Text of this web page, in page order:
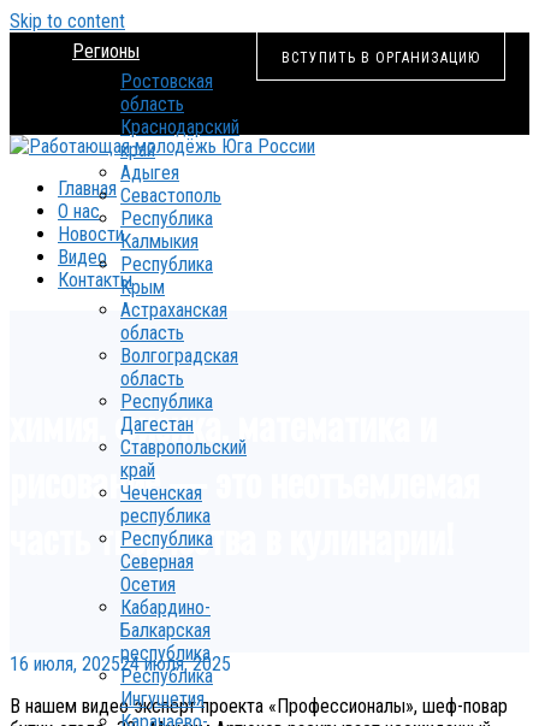
Skip to content
ВСТУПИТЬ В ОРГАНИЗАЦИЮ
Регионы
Ростовская
область
Краснодарский
край
Адыгея
Севастополь
Республика
Калмыкия
Республика
Крым
Астраханская
область
Волгоградская
область
Республика
Дагестан
Ставропольский
край
Чеченская
республика
Республика
Северная
Осетия
Кабардино-
Балкарская
республика
Республика
Ингушетия
Главная
О нас
Новости
Видео
Контакты
химия, физика, математика и
рисование — это неотъемлемая
часть творчества в кулинарии!
16 июля, 202524 июля, 2025
В нашем видео эксперт проекта «Профессионалы», шеф-повар